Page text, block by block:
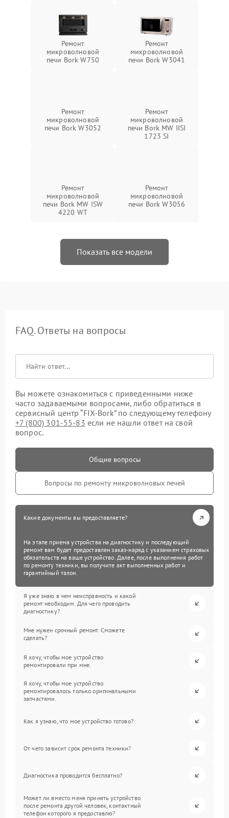
Ремонт
микроволновой
печи Bork W750
Ремонт
микроволновой
печи Bork W3041
Ремонт
микроволновой
печи Bork W3052
Ремонт
микроволновой
печи Bork MW IISI
1723 SI
Ремонт
микроволновой
печи Bork MW ISW
4220 WT
Ремонт
микроволновой
печи Bork W3056
Показать все модели
FAQ. Ответы на вопросы
Вы можете ознакомиться с приведенными ниже
часто задаваемыми вопросами, либо обратиться в
сервисный центр “FIX-Bork” по следующему телефону
+7 (800) 301-55-83 если не нашли ответ на свой
вопрос.
Общие вопросы
Вопросы по ремонту микроволновых печей
Какие документы вы предоставляете?
На этапе приема устройства на диагностику и последующий
ремонт вам будет предоставлен заказ-наряд с указанием страховых
обязательств на ваше устройство. Далее, после выполнения работ
по ремонту техники, вы получите акт выполненных работ и
гарантийный талон.
Я уже знаю в чем неисправность и какой
ремонт необходим. Для чего проводить
диагностику?
Мне нужен срочный ремонт. Сможете
сделать?
Я хочу, чтобы мое устройство
ремонтировали при мне.
Я хочу, чтобы мое устройство
ремонтировалось только оригинальными
запчастями.
Как я узнаю, что мое устройство готово?
От чего зависит срок ремонта техники?
Диагностика проводится бесплатно?
Может ли вместо меня принять устройство
после ремонта другой человек, контактный
телефон которого я предоставлю?